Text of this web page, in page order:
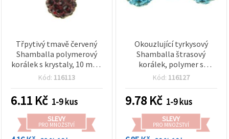
Třpytivý tmavě červený
Shamballa polymerový
korálek s krystaly, 10 mm,
průvlek 1,5 mm – ideální
tvoření
Kód: 116113
6.11 Kč 1-9 kus
SLEVY
PRO MNOŽSTVÍ
Okouzlující tyrkysový
Shamballa štrasový
korálek, polymer s
krystaly, kulatý 10 mm,
Kód: 116127
9.78 Kč 1-9 kus
SLEVY
PRO MNOŽSTVÍ